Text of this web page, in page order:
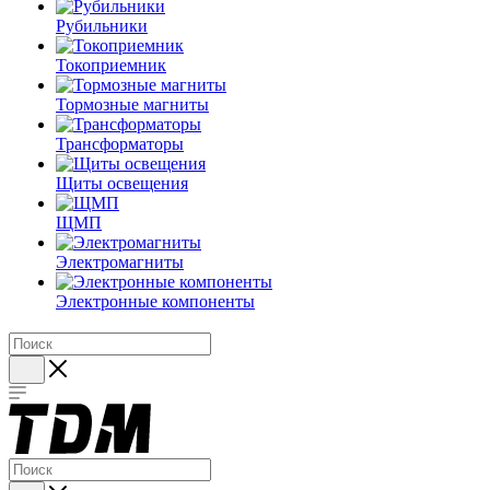
Рубильники
Токоприемник
Тормозные магниты
Трансформаторы
Щиты освещения
ЩМП
Электромагниты
Электронные компоненты